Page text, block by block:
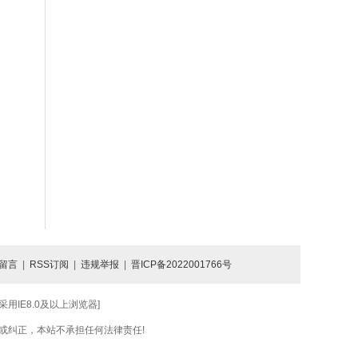
言 RSS订阅 违规举报 晋ICP备2022001766号
用IE8.0及以上浏览器]
纠正，本站不承担任何法律责任!